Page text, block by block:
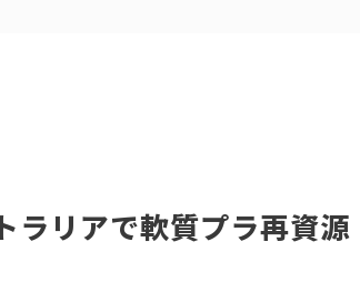
ラリアで軟質プラ再資源